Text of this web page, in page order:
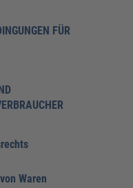
FÜR
Waren